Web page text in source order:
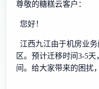
尊敬的糖糕云客户：
您好！
江西九江由于机房业
区。预计迁移时间3-5
间。给大家带来的困扰